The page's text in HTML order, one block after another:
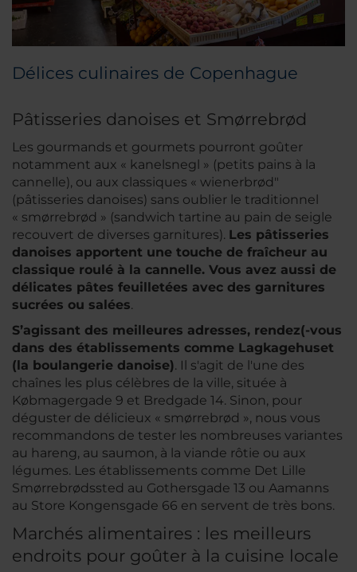
Délices culinaires de Copenhague
Pâtisseries danoises et Smørrebrød
Les gourmands et gourmets pourront goûter
notamment aux « kanelsnegl » (petits pains à la
cannelle), ou aux classiques « wienerbrød"
(pâtisseries danoises) sans oublier le traditionnel
« smørrebrød » (sandwich tartine au pain de seigle
recouvert de diverses garnitures). Les pâtisseries
danoises apportent une touche de fraîcheur au
classique roulé à la cannelle. Vous avez aussi de
délicates pâtes feuilletées avec des garnitures
sucrées ou salées.
S’agissant des meilleures adresses, rendez(-vous
dans des établissements comme Lagkagehuset
(la boulangerie danoise). Il s'agit de l'une des
chaînes les plus célèbres de la ville, située à
Købmagergade 9 et Bredgade 14. Sinon, pour
déguster de délicieux « smørrebrød », nous vous
recommandons de tester les nombreuses variantes
au hareng, au saumon, à la viande rôtie ou aux
légumes. Les établissements comme Det Lille
Smørrebrødssted au Gothersgade 13 ou Aamanns
au Store Kongensgade 66 en servent de très bons.
Marchés alimentaires : les meilleurs
endroits pour goûter à la cuisine locale